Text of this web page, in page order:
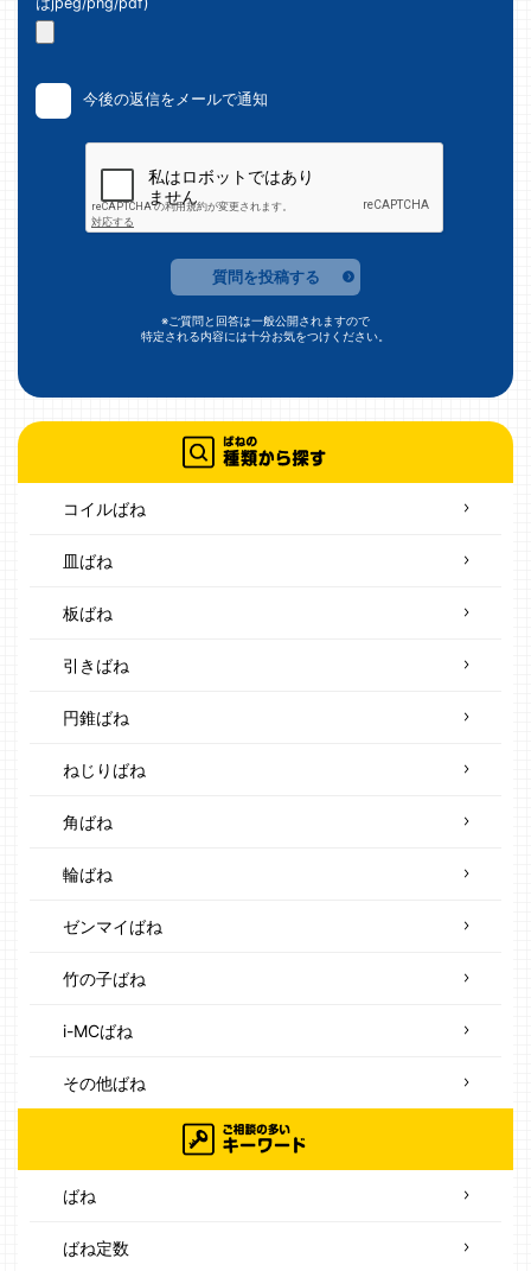
今後の返信をメールで通知
質問を投稿する
※ご質問と回答は一般公開されますので
特定される内容には十分お気をつけください。
コイルばね
皿ばね
板ばね
引きばね
円錐ばね
ねじりばね
角ばね
輪ばね
ゼンマイばね
竹の子ばね
i-MCばね
その他ばね
ばね
ばね定数